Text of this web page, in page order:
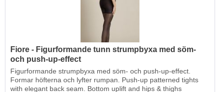
Fiore - Figurformande tunn strumpbyxa med söm-
och push-up-effect
Figurformande strumpbyxa med söm- och push-up-effect.
Formar höfterna och lyfter rumpan. Push-up patterned tights
with elegant back seam. Bottom uplift and hips & thighs